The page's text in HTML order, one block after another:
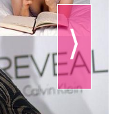
⟩